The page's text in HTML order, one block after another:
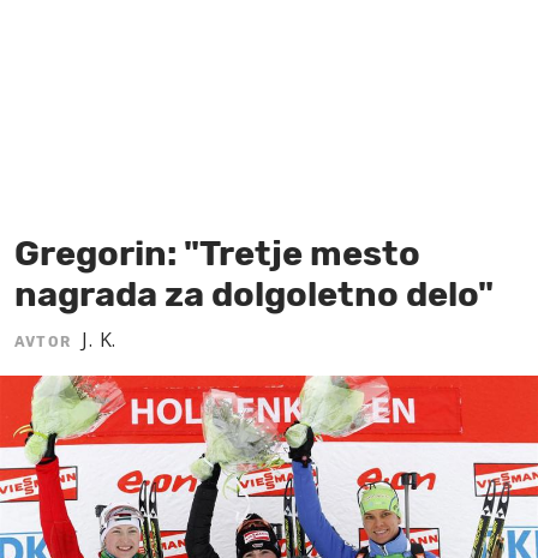
Gregorin: "Tretje mesto
nagrada za dolgoletno delo"
AVTOR J. K.